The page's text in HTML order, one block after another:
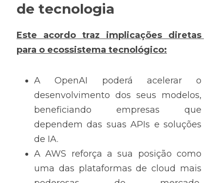
de tecnologia
Este acordo traz implicações diretas
para o ecossistema tecnológico:
A OpenAI poderá acelerar o
desenvolvimento dos seus modelos,
beneficiando empresas que
dependem das suas APIs e soluções
de IA.
A AWS reforça a sua posição como
uma das plataformas de cloud mais